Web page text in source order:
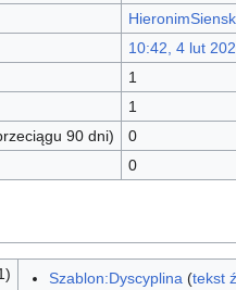
10:42, 4 lut
1
1
90 dni)
0
0
Szablon:Dyscyplina (tekst